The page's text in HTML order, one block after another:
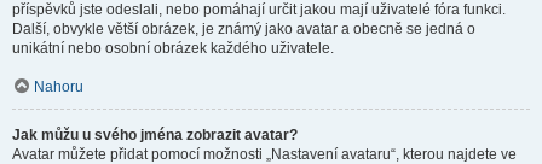
příspěvků jste odeslali, nebo pomáhají určit jakou mají uživatelé fóra funkci.
Další, obvykle větší obrázek, je známý jako avatar a obecně se jedná o
unikátní nebo osobní obrázek každého uživatele.
Nahoru
Jak můžu u svého jména zobrazit avatar?
Avatar můžete přidat pomocí možnosti „Nastavení avataru“, kterou najdete ve